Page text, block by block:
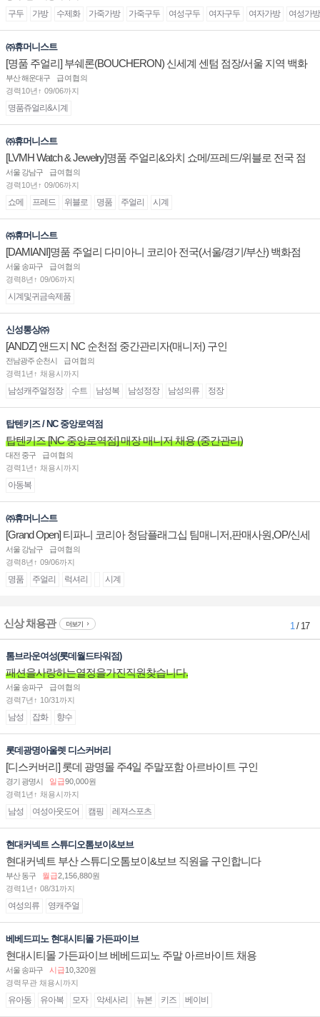
구두 가방 수제화 가죽가방 가죽구두 여성구두 여자구두 여자가방 여성가방
㈜휴머니스트
[명품 주얼리] 부쉐론(BOUCHERON) 신세계 센텀 점장/서울 지역 백화
점 판매사원 채용
부산 해운대구
급여협의
경력10년↑ 09/06까지
명품쥬얼리&시계
㈜휴머니스트
[LVMH Watch & Jewelry]명품 주얼리&와치 쇼메/프레드/위블로 전국 점
장/부점장/판매사원 채용
서울 강남구
급여협의
경력10년↑ 09/06까지
쇼메 프레드 위블로 명품 주얼리 시계
㈜휴머니스트
[DAMIANI]명품 주얼리 다미아니 코리아 전국(서울/경기/부산) 백화점
부점장/판매사원 채용
서울 송파구
급여협의
경력8년↑ 09/06까지
시계및귀금속제품
신성통상㈜
[ANDZ] 앤드지 NC 순천점 중간관리자(매니저) 구인
전남광주 순천시
급여협의
경력1년↑ 채용시까지
남성캐주얼정장 수트 남성복 남성정장 남성의류 정장
탑텐키즈 / NC 중앙로역점
탑텐키즈 [NC 중앙로역점] 매장 매니저 채용 (중간관리)
대전 중구
급여협의
경력1년↑ 채용시까지
아동복
㈜휴머니스트
[Grand Open] 티파니 코리아 청담플래그십 팀매니저,판매사원,OP/신세
계대전 판매사원 채용
서울 강남구
급여협의
경력8년↑ 09/06까지
명품 주얼리 럭셔리 시계
신상 채용관 더보기 1/ 17
톰브라운여성(롯데월드타워점)
패션을사랑하는열정을가진직원찾습니다.
서울 송파구
급여협의
경력7년↑ 10/31까지
남성 잡화 향수
롯데광명아울렛 디스커버리
[디스커버리] 롯데 광명몰 주4일 주말포함 아르바이트 구인
경기 광명시 일급90,000원
경력1년↑ 채용시까지
남성 여성아웃도어 캠핑 레져스포츠
현대커넥트 스튜디오톰보이&보브
현대커넥트 부산 스튜디오톰보이&보브 직원을 구인합니다
부산 동구 월급2,156,880원
경력1년↑ 08/31까지
여성의류 영캐주얼
베베드피노 현대시티몰 가든파이브
현대시티몰 가든파이브 베베드피노 주말 아르바이트 채용
서울 송파구 시급10,320원
경력무관 채용시까지
유아동 유아복 모자 악세사리 뉴본 키즈 베이비